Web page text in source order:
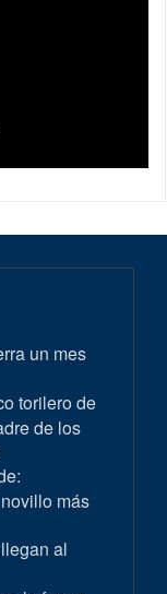
un mes
torilero de
de los
más
al